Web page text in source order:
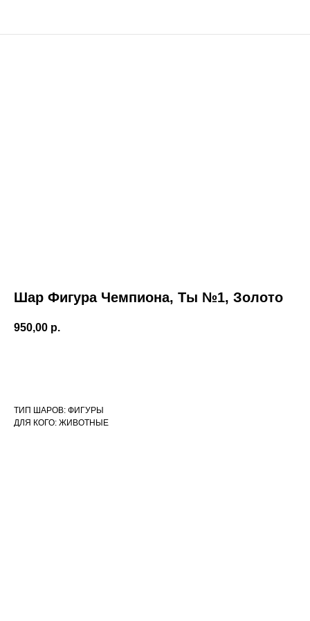
Шар Фигура Чемпиона, Ты №1, Золото
950,00 р.
ТИП ШАРОВ: ФИГУРЫ
ДЛЯ КОГО: ЖИВОТНЫЕ